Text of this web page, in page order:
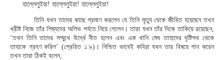
হাল্লেলুইয়া! হাল্লেলুইয়া! হাল্লেলুইয়া!
তিনি যখন তাদের কাছে প্রমাণ করলেন যে তিনি মৃত্যু থেকে জীবিত হয়েছেন তখন
খ্রীষ্ট নিজে তাঁর শিষ্যদের অলিভ পর্বতে নিয়ে গেলেন। তারা যখন তাঁর দিকে তাকিয়ে রয়েছেন,
‘তখন তিনি তাদের সম্মুখে উর্দ্ধে নীত হলেন এবং এক খানি মেঘ তাহাদের দৃষ্টিপথ থেকে
তাহাকে গ্রহণ করিল’ (প্রেরিত ১:৯)। নিশ্চিত ভাবেই কবিরা যখন তার বিষয়ে গান করেন
তখন তারা ঠিকই বলেন,